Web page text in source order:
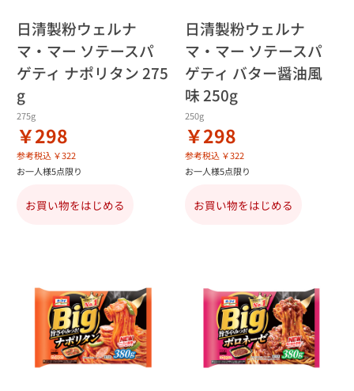
日清製粉ウェルナ
マ・マー ソテースパ
ゲティ ナポリタン 275
g
275g
￥298
参考税込 ￥322
お一人様5点限り
お買い物をはじめる
日清製粉ウェルナ
マ・マー ソテースパ
ゲティ バター醤油風
味 250g
250g
￥298
参考税込 ￥322
お一人様5点限り
お買い物をはじめる